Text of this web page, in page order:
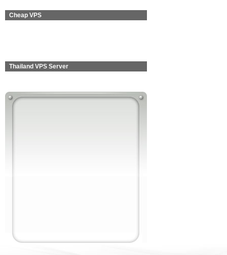
Cheap VPS
Thailand VPS Server